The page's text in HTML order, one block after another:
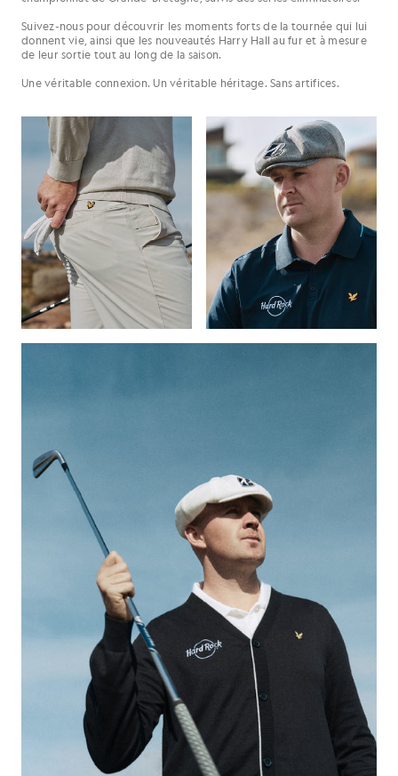
Suivez-nous pour découvrir les moments forts de la tournée qui lui
donnent vie, ainsi que les nouveautés Harry Hall au fur et à mesure
de leur sortie tout au long de la saison.
Une véritable connexion. Un véritable héritage. Sans artifices.